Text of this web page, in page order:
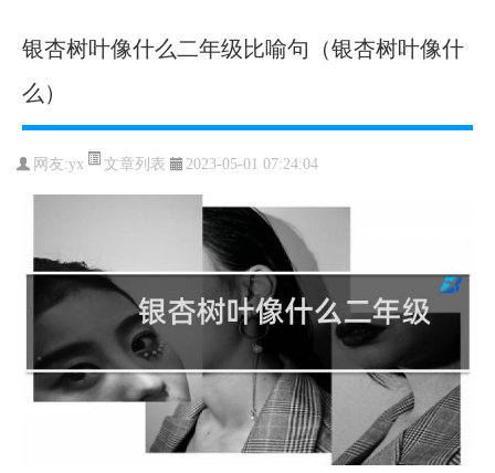
银杏树叶像什么二年级比喻句（银杏树叶像什
么）
网友:yx 文章列表 2023-05-01 07:24:04